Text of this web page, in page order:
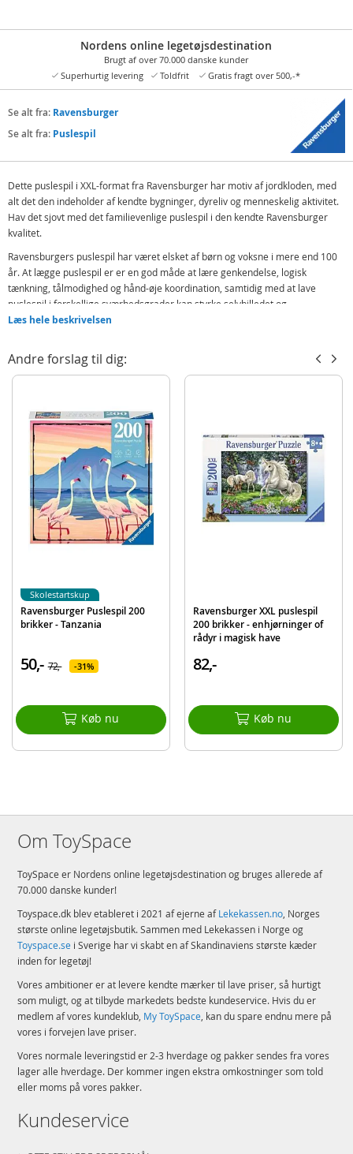
Nordens online legetøjsdestination
Brugt af over 70.000 danske kunder
Superhurtig levering
Toldfrit Gratis fragt over 500,-*
Se alt fra: Ravensburger
Se alt fra: Puslespil
Dette puslespil i XXL-format fra Ravensburger har motiv af jordkloden, med
alt det den indeholder af kendte bygninger, dyreliv og menneskelig aktivitet.
Hav det sjovt med det familievenlige puslespil i den kendte Ravensburger
kvalitet.
Ravensburgers puslespil har været elsket af børn og voksne i mere end 100
år. At lægge puslespil er er en god måde at lære genkendelse, logisk
tænkning, tålmodighed og hånd-øje koordination, samtidig med at lave
puslespil i forskellige sværhedsgrader kan styrke selvbilledet og
korttidshukommelsen. Det er underholdende at lave puslespil og det kan
Indeholder:
Ravensburger XXL puslespil 200 brikker - En verden af liv
Detaljer:
Antal brikker: 200
Alder: fra 8 år
Produktdetaljer
Model
4005556127221
Mærke
Læs hele beskrivelsen
Andre forslag til dig:
Ravensburger Puslespil 200
brikker - Tanzania
50,- 72,- 31%
Køb nu
Skolestartskup
Ravensburger XXL puslespil
200 brikker - enhjørninger of
rådyr i magisk have
82,-
Køb nu
Om ToySpace
ToySpace er Nordens online legetøjsdestination og bruges allerede af
70.000 danske kunder!
Toyspace.dk blev etableret i 2021 af ejerne afLekekassen.no , Norges
største online legetøjsbutik. Sammen med Lekekassen i Norge og
Toyspace.se i Sverige har vi skabt en af Skandinaviens største kæder
inden for legetøj!
Vores ambitioner er at levere kendte mærker til lave priser, så hurtigt
som muligt, og at tilbyde markedets bedste kundeservice. Hvis du er
medlem af vores kundeklub, My ToySpace , kan du spare endnu mere på
vores i forvejen lave priser.
Vores normale leveringstid er 2-3 hverdage og pakker sendes fra vores
lager alle hverdage. Der kommer ingen ekstra omkostninger som told
eller moms på vores pakker.
Kundeservice